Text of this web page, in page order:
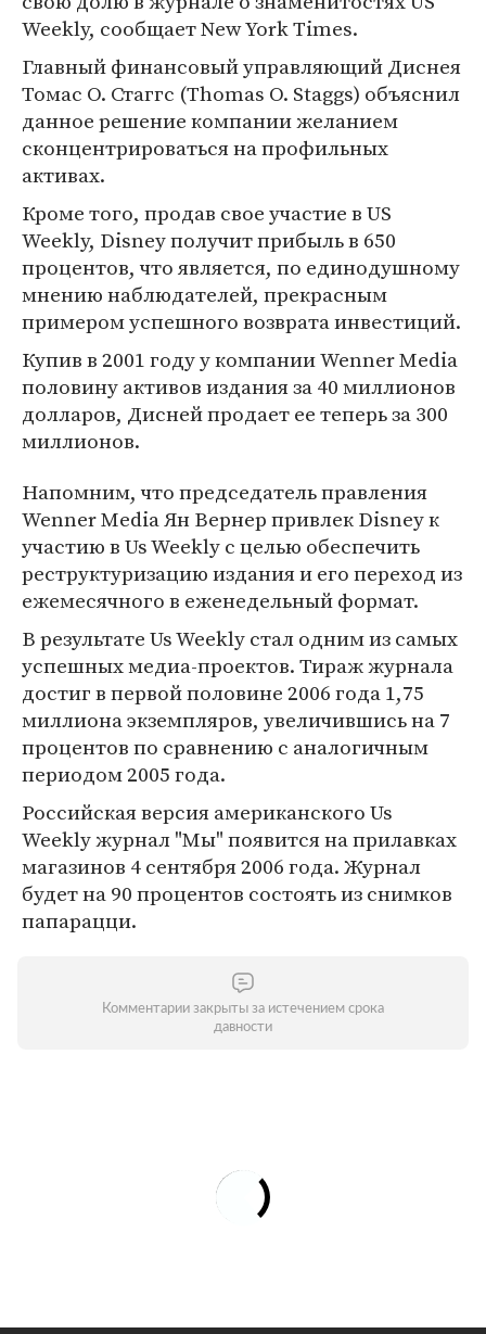
Weekly, сообщает New York Times.
Главный финансовый управляющий Диснея
Томас О. Стаггс (Thomas O. Staggs) объяснил
данное решение компании желанием
сконцентрироваться на профильных
активах.
Кроме того, продав свое участие в US
Weekly, Disney получит прибыль в 650
процентов, что является, по единодушному
мнению наблюдателей, прекрасным
примером успешного возврата инвестиций.
Купив в 2001 году у компании Wenner Media
половину активов издания за 40 миллионов
долларов, Дисней продает ее теперь за 300
миллионов.
Напомним, что председатель правления
Wenner Media Ян Вернер привлек Disney к
участию в Us Weekly с целью обеспечить
реструктуризацию издания и его переход из
ежемесячного в еженедельный формат.
В результате Us Weekly стал одним из самых
успешных медиа-проектов. Тираж журнала
достиг в первой половине 2006 года 1,75
миллиона экземпляров, увеличившись на 7
процентов по сравнению с аналогичным
периодом 2005 года.
Российская версия американского Us
Weekly журнал "Мы" появится на прилавках
магазинов 4 сентября 2006 года. Журнал
будет на 90 процентов состоять из снимков
папарацци.
Комментарии закрыты за истечением срока
давности